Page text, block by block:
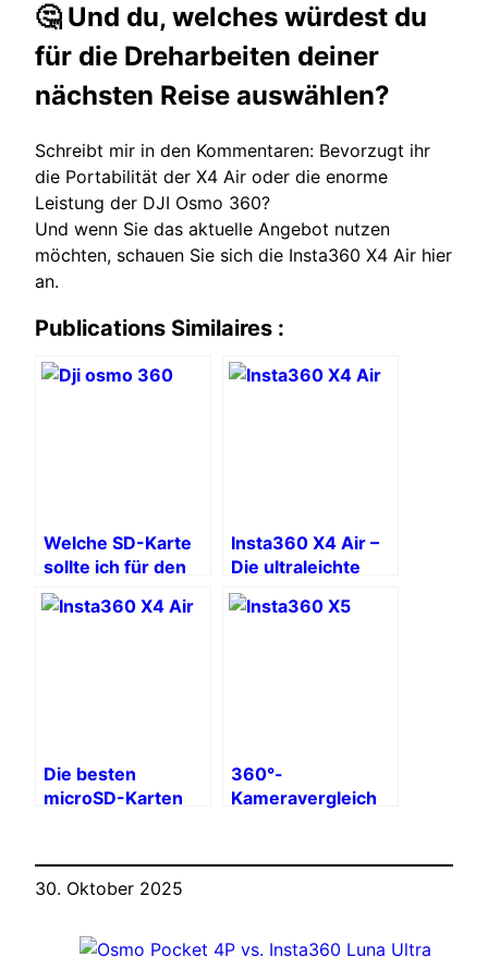
🤔 Und du, welches würdest du
für die Dreharbeiten deiner
nächsten Reise auswählen?
Schreibt mir in den Kommentaren: Bevorzugt ihr
die Portabilität der X4 Air oder die enorme
Leistung der DJI Osmo 360?
Und wenn Sie das aktuelle Angebot nutzen
möchten, schauen Sie sich die Insta360 X4 Air hier
an.
Publications Similaires :
Welche SD-Karte
sollte ich für den
DJI Osmo 360
wählen?
Insta360 X4 Air –
Die ultraleichte
8K-360°-Kamera
zum Festhalten
Die besten
microSD-Karten
360°-
Kameravergleich
30. Oktober 2025